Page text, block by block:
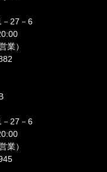
27－6
業）
27－6
業）